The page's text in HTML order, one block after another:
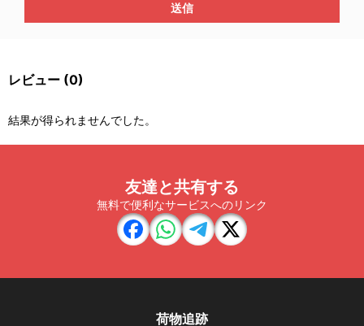
送信
レビュー (0)
結果が得られませんでした。
友達と共有する
無料で便利なサービスへのリンク
荷物追跡